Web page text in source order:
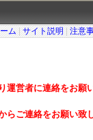
ム サイト説明 注意
運営者に連絡をお願
らご連絡をお願い致